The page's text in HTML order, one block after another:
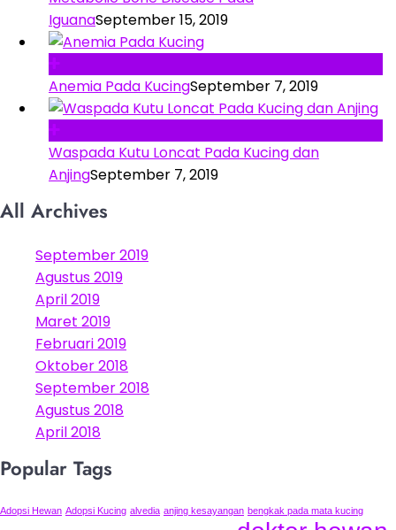
IguanaSeptember 15, 2019
Anemia Pada KucingSeptember 7, 2019
Waspada Kutu Loncat Pada Kucing dan
AnjingSeptember 7, 2019
All Archives
September 2019
Agustus 2019
April 2019
Maret 2019
Februari 2019
Oktober 2018
September 2018
Agustus 2018
April 2018
Popular Tags
Adopsi Hewan Adopsi Kucing alvedia anjing kesayangan bengkak pada mata kucing